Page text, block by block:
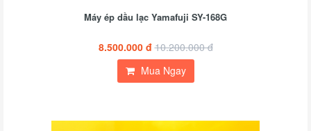
Máy ép dầu lạc Yamafuji SY-168G
8.500.000 đ 10.200.000 đ
Mua Ngay